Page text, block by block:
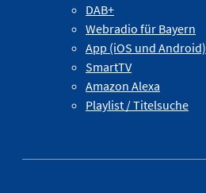
DAB+
Webradio für Bayern
App (iOS und Android)
SmartTV
Amazon Alexa
Playlist / Titelsuche